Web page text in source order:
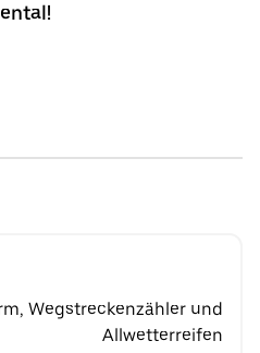
Wegstreckenzähler und
Allwetterreifen